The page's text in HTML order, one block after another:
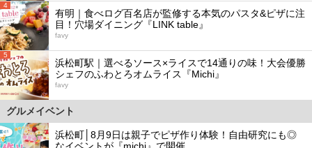
4
有明｜食べログ百名店が監修する本気のパスタ&ピザに注
目！穴場ダイニング『LINK table』
favy
5
浜松町駅｜選べるソース×ライスで14通りの味！大会優勝
シェフのふわとろオムライス『Michi』
favy
グルメイベント
浜松町│8月9日は親子でピザ作り体験！自由研究にも◎
なイベントが『michi』で開催